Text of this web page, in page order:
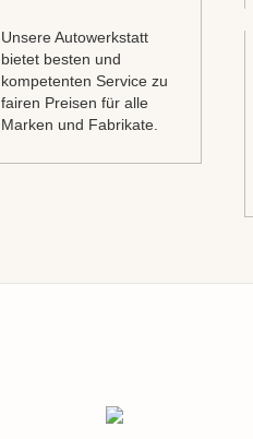
Unsere Autowerkstatt
bietet besten und
kompetenten Service zu
fairen Preisen für alle
Marken und Fabrikate.